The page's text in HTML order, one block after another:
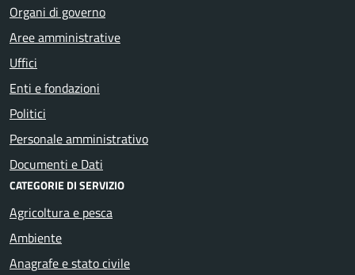
Organi di governo
Aree amministrative
Uffici
Enti e fondazioni
Politici
Personale amministrativo
Documenti e Dati
CATEGORIE DI SERVIZIO
Agricoltura e pesca
Ambiente
Anagrafe e stato civile